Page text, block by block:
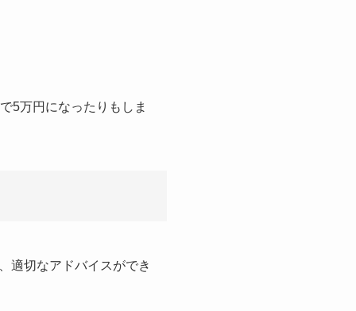
5万円になったりもしま
適切なアドバイスができ